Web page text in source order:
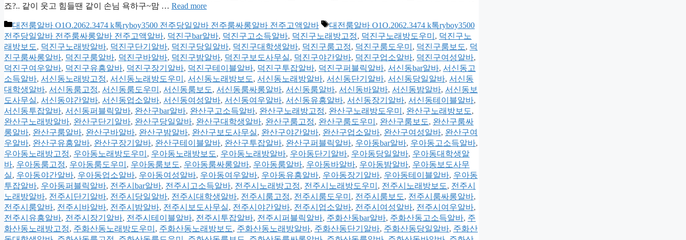
죠?.. 같이 웃고 힘들땐 같이 손님 욕하구~맘 … Read more
카
테
고
리
대전룸알바 O1O.2062.3474 k톡ryboy3500 전주당일알바 전주룸싸롱알바 전주고액알바
태
그
대전룸알바 O1O.2062.3474 k톡ryboy3500
전주당일알바 전주룸싸롱알바 전주고액알바, 덕진구bar알바, 덕진구고소득알바, 덕진구노래방고정, 덕진구노래방도우미 , 덕진구노
래방보도, 덕진구노래방알바, 덕진구단기알바, 덕진구당일알바, 덕진구대학생알바, 덕진구룸고정, 덕진구룸도우미 , 덕진구룸보도, 덕
진구룸싸롱알바, 덕진구룸알바, 덕진구바알바, 덕진구밤알바, 덕진구보도사무실, 덕진구야간알바, 덕진구업소알바, 덕진구여성알바,
덕진구여우알바, 덕진구유흥알바, 덕진구장기알바, 덕진구테이블알바, 덕진구투잡알바, 덕진구퍼블릭알바, 서신동bar알바, 서신동고
소득알바, 서신동노래방고정, 서신동노래방도우미 , 서신동노래방보도, 서신동노래방알바, 서신동단기알바, 서신동당일알바, 서신동
대학생알바, 서신동룸고정, 서신동룸도우미 , 서신동룸보도, 서신동룸싸롱알바, 서신동룸알바, 서신동바알바, 서신동밤알바, 서신동보
도사무실, 서신동야간알바, 서신동업소알바, 서신동여성알바, 서신동여우알바, 서신동유흥알바, 서신동장기알바, 서신동테이블알바,
서신동투잡알바, 서신동퍼블릭알바, 완산구bar알바, 완산구고소득알바, 완산구노래방고정, 완산구노래방도우미 , 완산구노래방보도,
완산구노래방알바, 완산구단기알바, 완산구당일알바, 완산구대학생알바, 완산구룸고정, 완산구룸도우미 , 완산구룸보도, 완산구룸싸
롱알바, 완산구룸알바, 완산구바알바, 완산구밤알바, 완산구보도사무실, 완산구야간알바, 완산구업소알바, 완산구여성알바, 완산구여
우알바, 완산구유흥알바, 완산구장기알바, 완산구테이블알바, 완산구투잡알바, 완산구퍼블릭알바, 우아동bar알바, 우아동고소득알바,
우아동노래방고정, 우아동노래방도우미 , 우아동노래방보도, 우아동노래방알바, 우아동단기알바, 우아동당일알바, 우아동대학생알
바, 우아동룸고정, 우아동룸도우미 , 우아동룸보도, 우아동룸싸롱알바, 우아동룸알바, 우아동바알바, 우아동밤알바, 우아동보도사무
실, 우아동야간알바, 우아동업소알바, 우아동여성알바, 우아동여우알바, 우아동유흥알바, 우아동장기알바, 우아동테이블알바, 우아동
투잡알바, 우아동퍼블릭알바, 전주시bar알바, 전주시고소득알바, 전주시노래방고정, 전주시노래방도우미 , 전주시노래방보도, 전주시
노래방알바, 전주시단기알바, 전주시당일알바, 전주시대학생알바, 전주시룸고정, 전주시룸도우미 , 전주시룸보도, 전주시룸싸롱알바,
전주시룸알바, 전주시바알바, 전주시밤알바, 전주시보도사무실, 전주시야간알바, 전주시업소알바, 전주시여성알바, 전주시여우알바,
전주시유흥알바, 전주시장기알바, 전주시테이블알바, 전주시투잡알바, 전주시퍼블릭알바, 주화산동bar알바, 주화산동고소득알바, 주
화산동노래방고정, 주화산동노래방도우미 , 주화산동노래방보도, 주화산동노래방알바, 주화산동단기알바, 주화산동당일알바, 주화산